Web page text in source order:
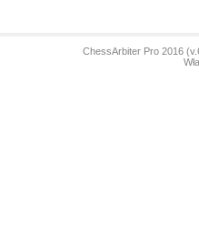
ChessArbiter Pro 2016